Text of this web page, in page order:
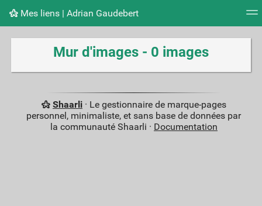
Mes liens | Adrian Gaudebert
Nuage de tags Mur d'images Quotidien Flux
Mur d'images - 0 images
Shaarli· Le gestionnaire de marque-pages
personnel, minimaliste, et sans base de données par
la communauté Shaarli · Documentation